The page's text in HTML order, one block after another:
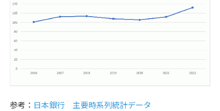
参考： 日本銀行 主要時系列統計データ